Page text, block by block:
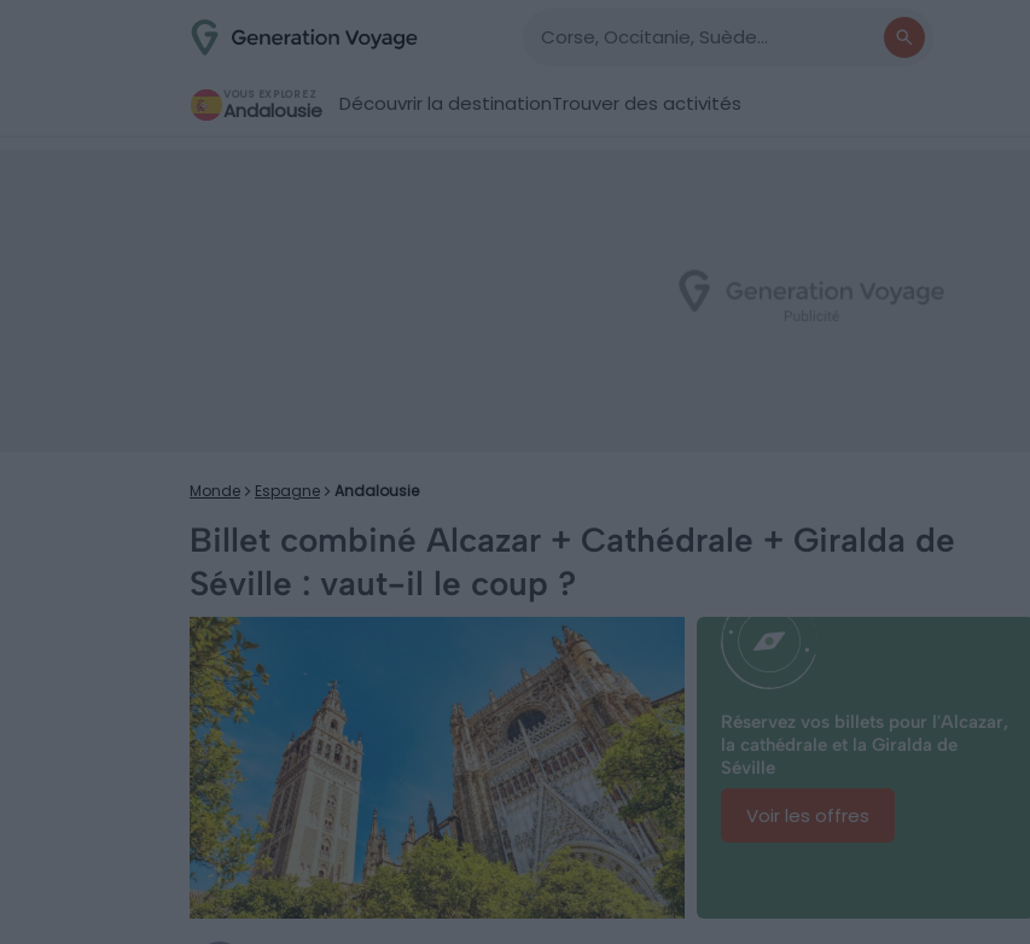
VOUS EXPLOREZ
Andalousie Découvrir la destinationTrouver des activités
Monde Espagne Andalousie
Billet combiné Alcazar + Cathédrale + Giralda de
Séville : vaut-il le coup ?
Réservez vos billets pour l'Alcazar,
la cathédrale et la Giralda de
Séville
Voir les offres